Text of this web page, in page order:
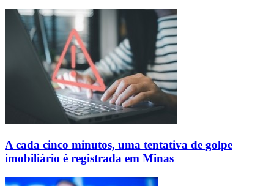
A cada cinco minutos, uma tentativa de golpe
imobiliário é registrada em Minas